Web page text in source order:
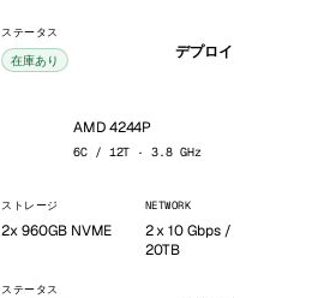
ステータス
在庫あり デプロイ
AMD 4244P
6C / 12T · 3.8 GHz
ストレージ
2x 960GB NVME
NETWORK
2 x 10 Gbps /
20TB
ステータス